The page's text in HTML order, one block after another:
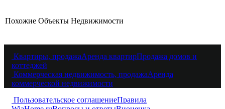
Похожие Объекты Недвижимости
Квартиры, продажаАренда квартирПродажа домов и
коттеджей
Коммерческая недвижимость, продажаАренда
коммерческой недвижимости
Пользовательское соглашениеПравила